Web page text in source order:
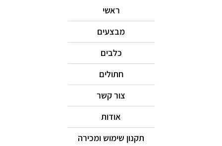
ראשי
מבצעים
כלבים
חתולים
צור קשר
אודות
תקנון שימוש ומכירה